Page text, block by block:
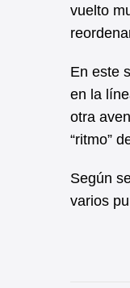
vuelto
En este
en la
otra
“ritmo”
Según
varios